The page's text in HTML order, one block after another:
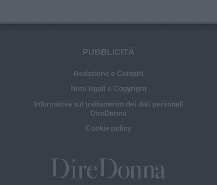
PUBBLICITÀ
Redazione e Contatti
Note legali e Copyright
Informativa sul trattamento dei dati personali
DireDonna
Cookie policy